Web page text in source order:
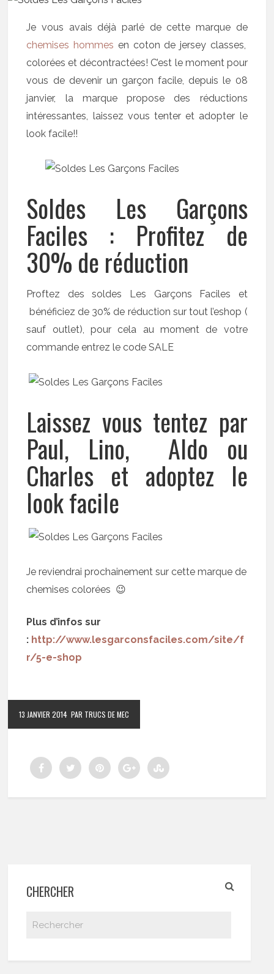
Je vous avais déjà parlé de cette marque de
chemises hommes en coton de jersey classes,
colorées et décontractées! C’est le moment pour
vous de devenir un garçon facile, depuis le 08
janvier, la marque propose des réductions
intéressantes, laissez vous tenter et adopter le
look facile!!
Soldes Les Garçons
Faciles : Profitez de
30% de réduction
Proftez des soldes Les Garçons Faciles et
bénéficiez de 30% de réduction sur tout l’eshop (
sauf outlet), pour cela au moment de votre
commande entrez le code SALE
Laissez vous tentez par
Paul, Lino, Aldo ou
Charles et adoptez le
look facile
Je reviendrai prochainement sur cette marque de
chemises colorées 😉
Plus d’infos sur
: http://www.lesgarconsfaciles.com/site/f
r/5-e-shop
13 JANVIER 2014 PAR TRUCS DE MEC
CHERCHER